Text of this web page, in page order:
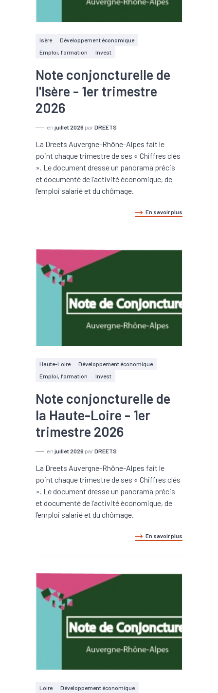
Isère
Développement économique
Emploi, formation
Invest
Note conjoncturelle de
l'Isère - 1er trimestre
2026
en juillet 2026 par DREETS
La Dreets Auvergne-Rhône-Alpes fait le
point chaque trimestre de ses « Chiffres clés
». Le document dresse un panorama précis
et documenté de l’activité économique, de
l’emploi salarié et du chômage.
En savoir plus
Haute-Loire
Développement économique
Emploi, formation
Invest
Note conjoncturelle de
la Haute-Loire - 1er
trimestre 2026
en juillet 2026 par DREETS
La Dreets Auvergne-Rhône-Alpes fait le
point chaque trimestre de ses « Chiffres clés
». Le document dresse un panorama précis
et documenté de l’activité économique, de
l’emploi salarié et du chômage.
En savoir plus
Loire
Développement économique